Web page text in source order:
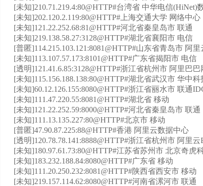
[未知]210.71.219.4:80@HTTP#台湾省 中华电信(HiNet)
[未知]202.120.2.119:80@HTTP#上海交通大学 网络中心
[未知]121.22.252.68:81@HTTP#河北省秦皇岛市 联通
[未知]219.138.58.27:3128@HTTP#湖北省襄阳市 电信
[普匿]114.215.103.121:8081@HTTP#山东省青岛市 阿
[未知]113.107.57.173:8101@HTTP#广东省揭阳市 电信
[透明]121.41.6.85:3128@HTTP#浙江省杭州市 阿里巴
[未知]115.156.188.138:80@HTTP#湖北省武汉市 华中
[未知]60.12.126.155:8080@HTTP#浙江省丽水市 联通
[未知]111.47.220.55:8081@HTTP#湖北省 移动
[未知]121.22.252.59:8000@HTTP#河北省秦皇岛市 联通
[未知]111.13.135.227:80@HTTP#北京市 移动
[普匿]47.90.87.225:88@HTTP#香港 阿里云数据中心
[透明]120.78.78.141:8888@HTTP#浙江省杭州市 阿里
[未知]180.97.61.73:80@HTTP#江苏省苏州市 北京奇虎
[未知]183.232.188.84:8080@HTTP#广东省 移动
[未知]111.20.250.232:8081@HTTP#陕西省西安市 移动
[未知]219.157.114.62:8080@HTTP#河南省漯河市 联通